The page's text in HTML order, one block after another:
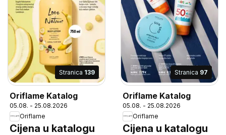
Stranica 139
Oriflame Katalog
05.08. - 25.08.2026
Oriflame
Cijena u katalogu
Stranica 97
Oriflame Katalog
05.08. - 25.08.2026
Oriflame
Cijena u katalogu